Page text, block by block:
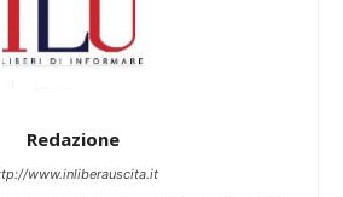
Redazione
www.inliberauscita.it